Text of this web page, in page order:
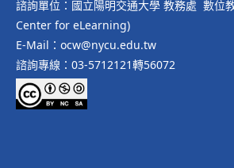
諮詢單位：國立陽明交通大學 教務處 數位
Center for eLearning)
E-Mail：ocw@nycu.edu.tw
諮詢專線：03-5712121轉56072